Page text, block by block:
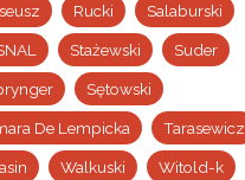
Rucki Salaburski
Stażewski Suder
Sętowski
De Lempicka Tarasewicz
Walkuski Witold-k